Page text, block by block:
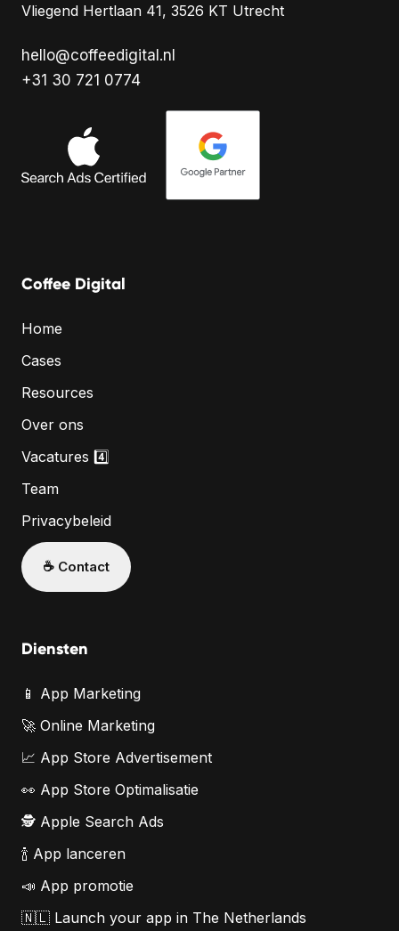
Vliegend Hertlaan 41, 3526 KT Utrecht
hello@coffeedigital.nl
+31 30 721 0774
Coffee Digital
Home
Cases
Resources
Over ons
Vacatures 4️⃣
Team
Privacybeleid
☕️ Contact
Diensten
📱 App Marketing
🚀 Online Marketing
📈 App Store Advertisement
👀 App Store Optimalisatie
🕵️ Apple Search Ads
🍾 App lanceren
📣 App promotie
🇳🇱 Launch your app in The Netherlands